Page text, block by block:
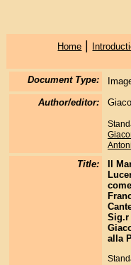
Home |
Document Type:
Author/editor:
Title:
Il
Sig.r
alla